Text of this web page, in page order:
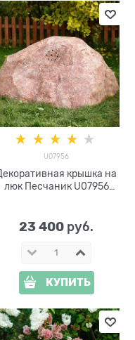
U07956
крышка на
люк Песчаник U07956
23 400 руб.
КУПИТЬ